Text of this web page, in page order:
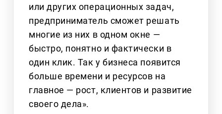
или других операционных задач,
предприниматель сможет решать
многие из них в одном окне —
быстро, понятно и фактически в
один клик. Так у бизнеса появится
больше времени и ресурсов на
главное — рост, клиентов и развитие
своего дела».